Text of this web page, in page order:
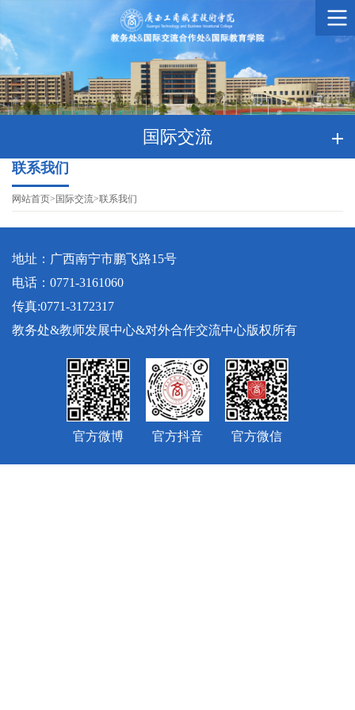
国际交流
联系我们
网站首页>国际交流>联系我们
地址：广西南宁市鹏飞路15号
电话：0771-3161060
传真:0771-3172317
教务处&教师发展中心&对外合作交流中心版权所有
官方微博 官方抖音 官方微信